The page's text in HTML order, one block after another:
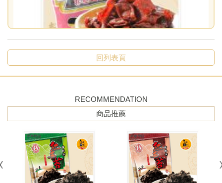
【天素】滷味豆乾 330g / 包（純素食）
原價：$130
回列表頁
RECOMMENDATION
商品推薦